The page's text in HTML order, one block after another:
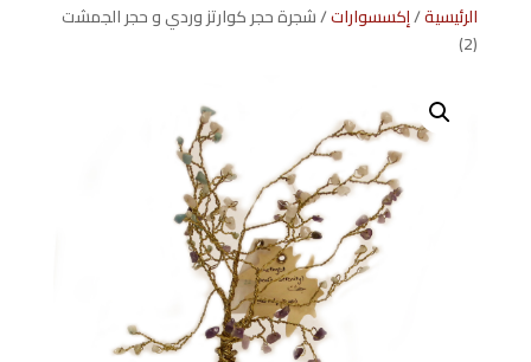
الرئيسية/إكسسوارات/ شجرة حجر كوارتز وردي و حجر الجمشت
(2)